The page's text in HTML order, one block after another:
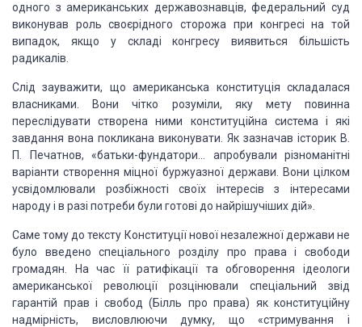
од­ного з американських державознавців, федеральний суд
виконував роль своєрідного сторожа при конгресі на той
випадок, якщо у складі конгресу виявиться більшість
радикалів.
Слід зауважити, що американська конституція складалася
влас­никами. Вони чітко розуміли, яку мету повинна
переслідувати створена ними конституційна система і які
завдання вона покли­кана виконувати. Як зазначав історик В.
П. Печатнов, «батьки-фундатори… апробували різноманітні
варіанти створення міцної буржуазної держави. Вони цілком
усвідомлювали розбіжності своїх інтересів з інтересами
народу і в разі потреби були готові до найрішучіших дій».
Саме тому до тексту Конституції нової незалежноїдержави не
було введено спеціального розділу про права і свободи
громадян. На час її ратифікації та обговорення ідеологи
американської рево­люції розцінювали спеціальний звід
гарантій прав і свобод (Білль про права) як конституційну
надмірність, висловлюючи думку, що «стримування і